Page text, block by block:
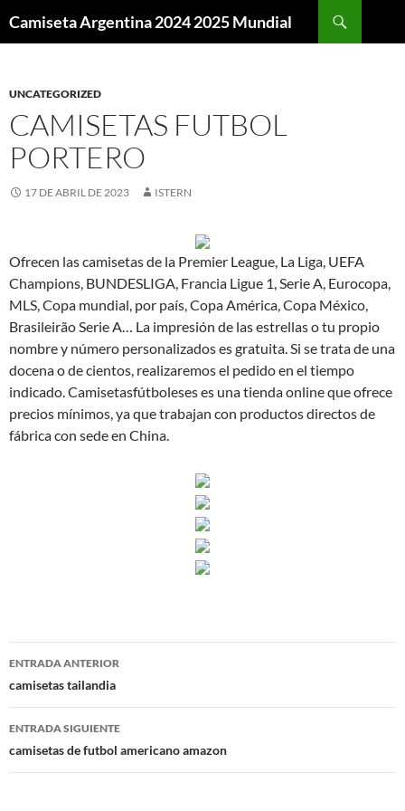
Camiseta Argentina 2024 2025 Mundial
UNCATEGORIZED
CAMISETAS FUTBOL
PORTERO
17 DE ABRIL DE 2023 ISTERN
Ofrecen las camisetas de la Premier League, La Liga, UEFA
Champions, BUNDESLIGA, Francia Ligue 1, Serie A, Eurocopa,
MLS, Copa mundial, por país, Copa América, Copa México,
Brasileirão Serie A… La impresión de las estrellas o tu propio
nombre y número personalizados es gratuita. Si se trata de una
docena o de cientos, realizaremos el pedido en el tiempo
indicado. Camisetasfútboleses es una tienda online que ofrece
precios mínimos, ya que trabajan con productos directos de
fábrica con sede en China.
Navegación
de
entradas
ENTRADA ANTERIOR
camisetas tailandia
ENTRADA SIGUIENTE
camisetas de futbol americano amazon